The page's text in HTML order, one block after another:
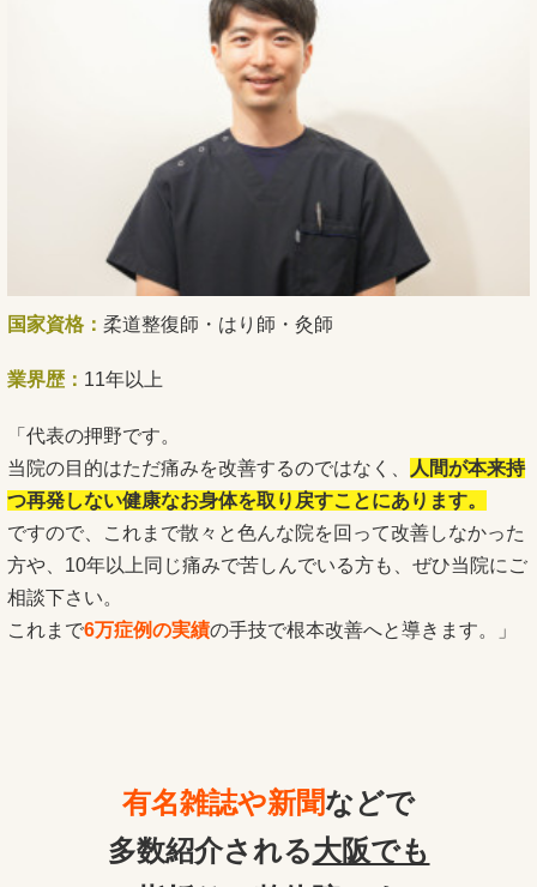
国家資格： 柔道整復師・はり師・灸師
業界歴： 11年以上
「代表の押野です。
当院の目的はただ痛みを改善するのではなく、
人間が本来持
つ再発しない健康なお身体を取り戻すことにあります。
ですので、これまで散々と色んな院を回って改善しなかった
方や、10年以上同じ痛みで苦しんでいる方も、ぜひ当院にご
相談下さい。
これまで6万症例の実績の手技で根本改善へと導きます。」
有名雑誌や新聞などで
多数紹介される大阪でも